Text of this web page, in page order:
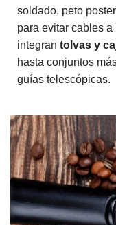
soldado, peto
para evitar cables
integran tolvas y
hasta conjuntos
guías telescópicas.